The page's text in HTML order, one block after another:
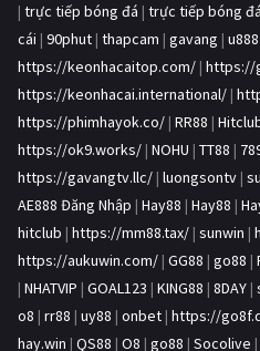
| trực tiếp bóng đá | trực tiếp bóng
cái | 90phut | thapcam | gavang | u888
https://keonhacaitop.com/ | https://
https://keonhacai.international/ |
https://phimhayok.co/ | RR88 |
https://ok9.works/ | NOHU | TT88 |
https://gavangtv.llc/ | luongsontv |
AE888 Đăng Nhập | Hay88 | Hay88 |
hitclub | https://mm88.tax/ | sunwin |
https://aukuwin.com/ | GG88 | go88 |
| NHATVIP | GOAL123 | KING88 | 8DAY |
o8 | rr88 | uy88 | onbet | https://
hay.win | QS88 | O8 | go88 | Socolive |